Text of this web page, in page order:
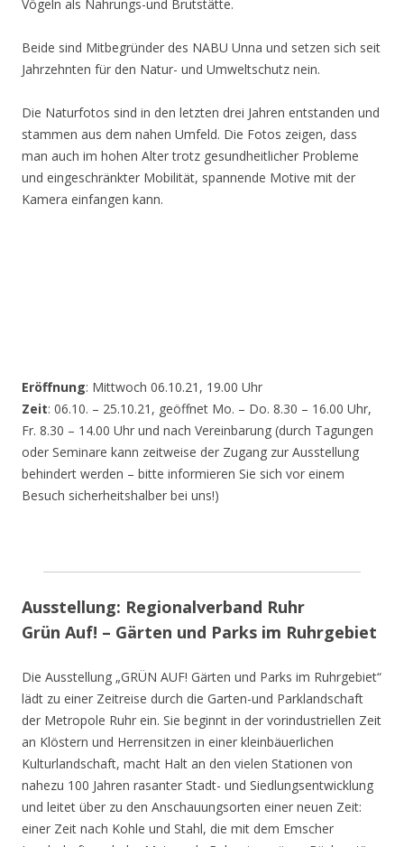
Vögeln als Nahrungs-und Brutstätte.
Beide sind Mitbegründer des NABU Unna und setzen sich seit
Jahrzehnten für den Natur- und Umweltschutz nein.
Die Naturfotos sind in den letzten drei Jahren entstanden und
stammen aus dem nahen Umfeld. Die Fotos zeigen, dass
man auch im hohen Alter trotz gesundheitlicher Probleme
und eingeschränkter Mobilität, spannende Motive mit der
Kamera einfangen kann.
Eröffnung: Mittwoch 06.10.21, 19.00 Uhr
Zeit: 06.10. – 25.10.21, geöffnet Mo. – Do. 8.30 – 16.00 Uhr,
Fr. 8.30 – 14.00 Uhr und nach Vereinbarung (durch Tagungen
oder Seminare kann zeitweise der Zugang zur Ausstellung
behindert werden – bitte informieren Sie sich vor einem
Besuch sicherheitshalber bei uns!)
Ausstellung: Regionalverband Ruhr
Grün Auf! – Gärten und Parks im Ruhrgebiet
Die Ausstellung „GRÜN AUF! Gärten und Parks im Ruhrgebiet“
lädt zu einer Zeitreise durch die Garten-und Parklandschaft
der Metropole Ruhr ein. Sie beginnt in der vorindustriellen Zeit
an Klöstern und Herrensitzen in einer kleinbäuerlichen
Kulturlandschaft, macht Halt an den vielen Stationen von
nahezu 100 Jahren rasanter Stadt- und Siedlungsentwicklung
und leitet über zu den Anschauungsorten einer neuen Zeit:
einer Zeit nach Kohle und Stahl, die mit dem Emscher